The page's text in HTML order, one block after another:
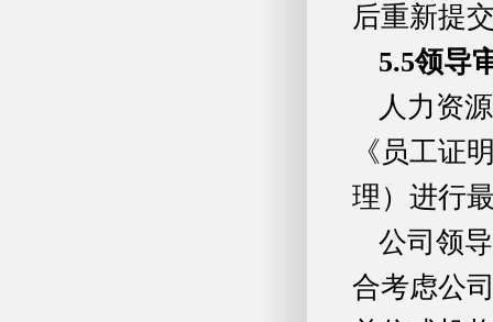
后重新提
5.5领导
人力资
《员工证
理）进行
公司领
合考虑公